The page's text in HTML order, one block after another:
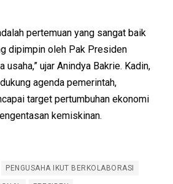
pertemuan yang sangat baik
dipimpin oleh Pak Presiden
usaha,” ujar Anindya Bakrie. Kadin,
agenda pemerintah,
target pertumbuhan ekonomi
kemiskinan.
PENGUSAHA IKUT BERKOLABORASI